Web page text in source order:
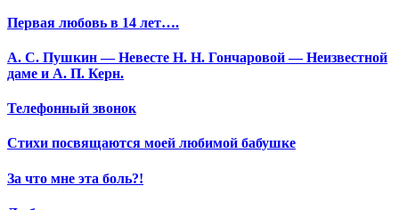
Первая любовь в 14 лет….
А. С. Пушкин — Невесте Н. Н. Гончаровой — Неизвестной
даме и А. П. Керн.
Телефонный звонок
Стихи посвящаются моей любимой бабушке
За что мне эта боль?!